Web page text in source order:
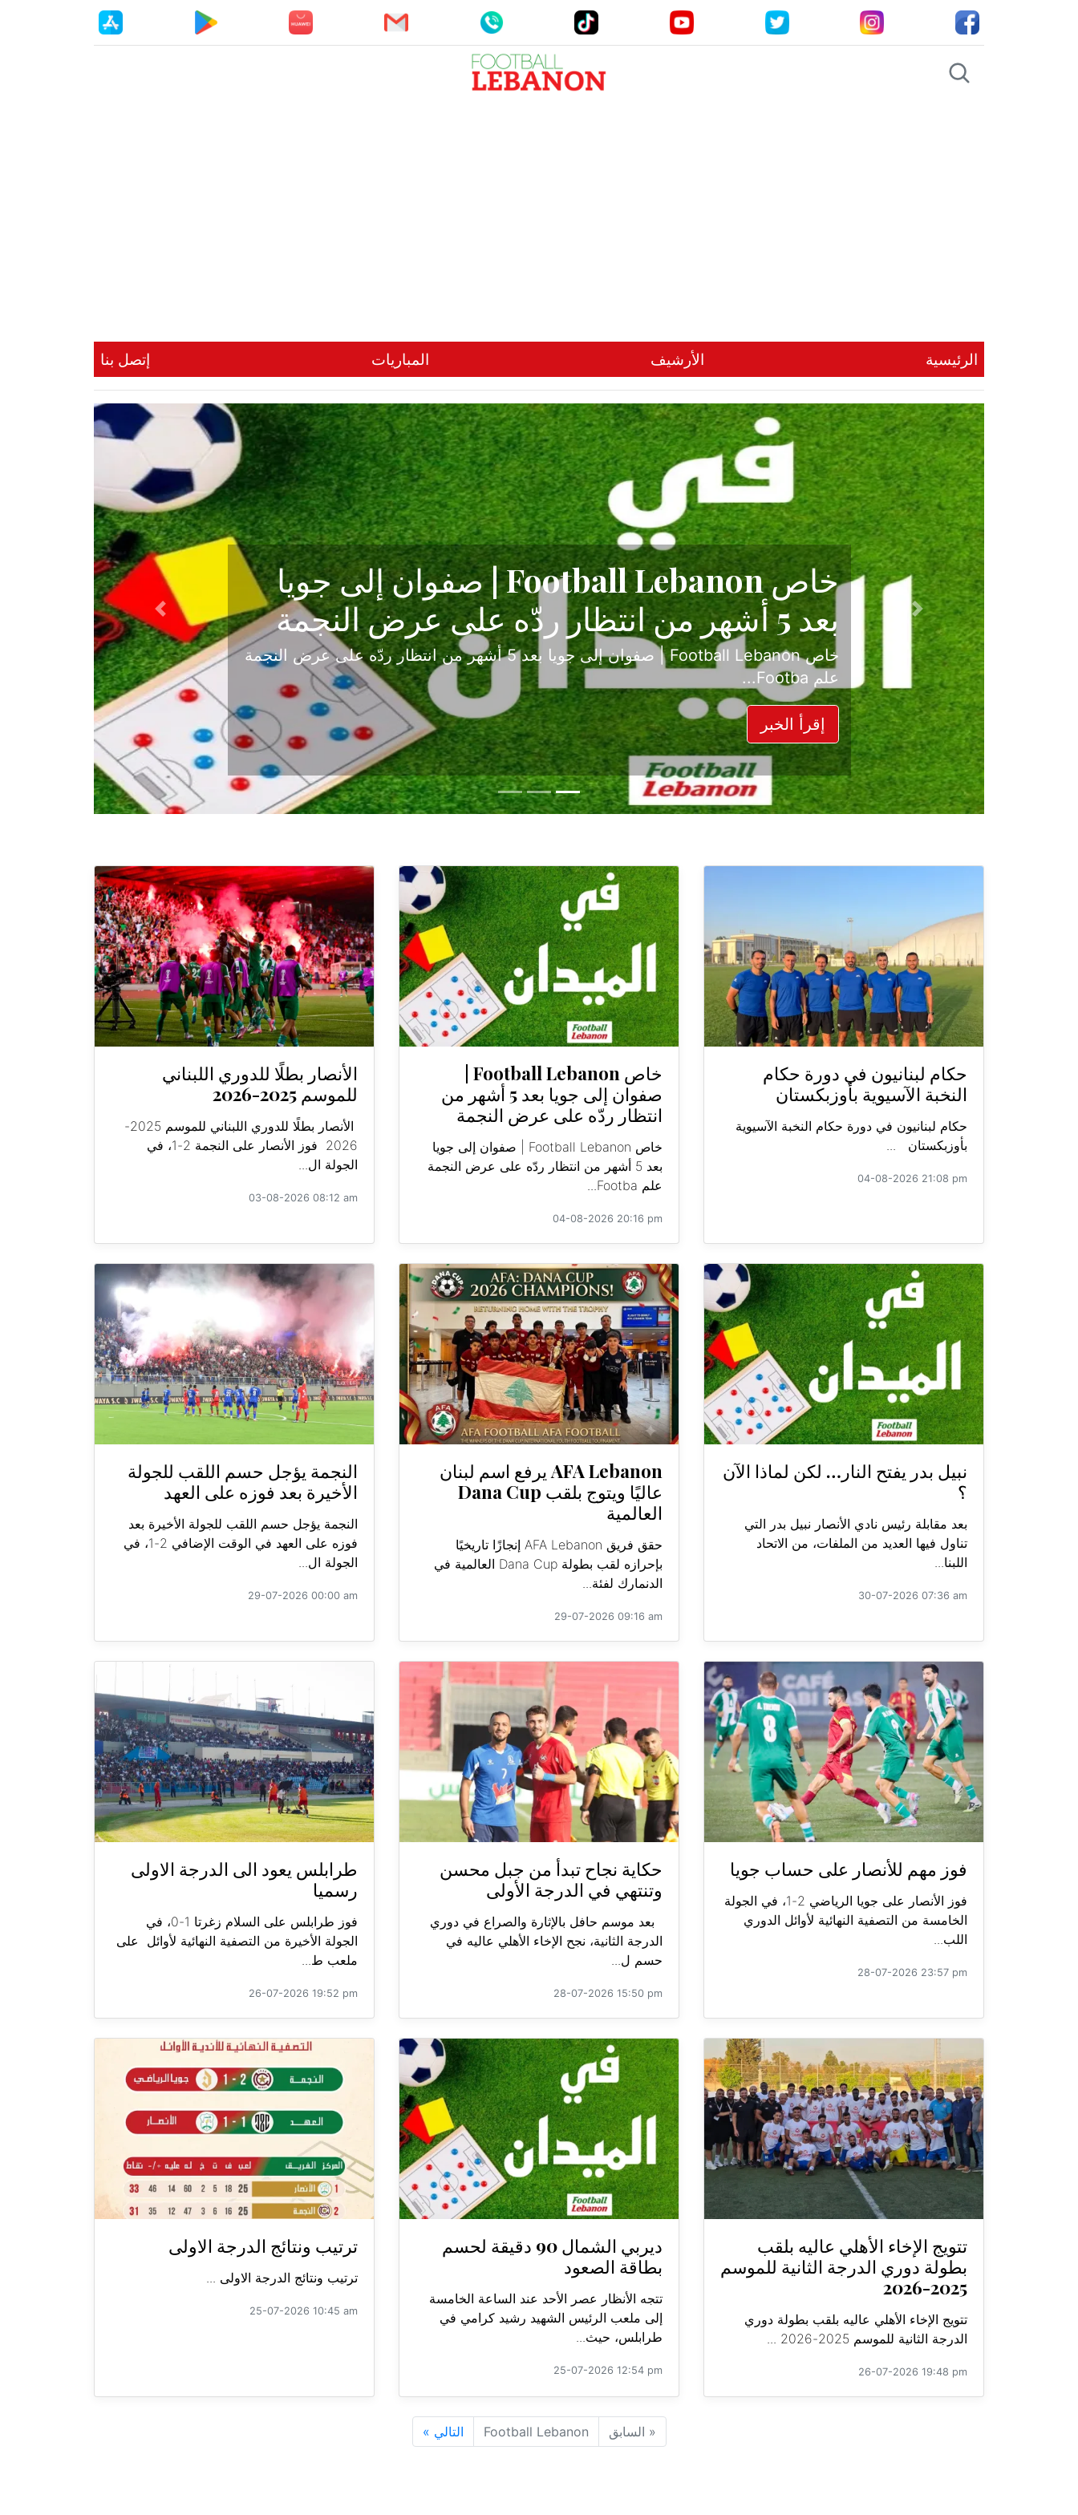
الرئيسية الأرشيف المباريات إتصل بنا
حكاية نجاح تبدأ من جبل محسن وتنتهي في
الدرجة الأولى
بعد موسم حافل بالإثارة والصراع في دوري الدرجة الثانية، نجح الإخاء الأهلي عاليه في
حسم ل...
إقرأ الخبر
Previous
Next
حكام لبنانيون في دورة حكام
النخبة الآسيوية بأوزبكستان
حكام لبنانيون في دورة حكام النخبة الآسيوية
بأوزبكستان ...
04-08-2026 21:08 pm
صفوان إلى جويا بعد 5 أشهر من
انتظار ردّه على عرض النجمة
خاص Football Lebanon | صفوان إلى جويا
بعد 5 أشهر من انتظار ردّه على عرض النجمة
علم Footba...
04-08-2026 20:16 pm
الأنصار بطلًا للدوري اللبناني
للموسم 2025-2026
الأنصار بطلًا للدوري اللبناني للموسم 2025-
2026 فوز الأنصار على النجمة 2-1، في
الجولة ال...
03-08-2026 08:12 am
نبيل بدر يفتح النار… لكن لماذا الآن
؟
بعد مقابلة رئيس نادي الأنصار نبيل بدر التي
تناول فيها العديد من الملفات، من الاتحاد
اللبنا...
30-07-2026 07:36 am
AFA Lebanon يرفع اسم لبنان
عاليًا ويتوج بلقب Dana Cup
العالمية
حقق فريق AFA Lebanon إنجازًا تاريخيًا
بإحرازه لقب بطولة Dana Cup العالمية في
الدنمارك لفئة...
29-07-2026 09:16 am
النجمة يؤجل حسم اللقب للجولة
الأخيرة بعد فوزه على العهد
النجمة يؤجل حسم اللقب للجولة الأخيرة بعد
فوزه على العهد في الوقت الإضافي 2-1، في
الجولة ال...
29-07-2026 00:00 am
فوز مهم للأنصار على حساب جويا
فوز الأنصار على جويا الرياضي 2-1، في الجولة
الخامسة من التصفية النهائية لأوائل الدوري
اللب...
28-07-2026 23:57 pm
حكاية نجاح تبدأ من جبل محسن
وتنتهي في الدرجة الأولى
بعد موسم حافل بالإثارة والصراع في دوري
الدرجة الثانية، نجح الإخاء الأهلي عاليه في
حسم ل...
28-07-2026 15:50 pm
طرابلس يعود الى الدرجة الاولى
رسميا
فوز طرابلس على السلام زغرتا 1-0، في
الجولة الأخيرة من التصفية النهائية لأوائل على
ملعب ط...
26-07-2026 19:52 pm
تتويج الإخاء الأهلي عاليه بلقب
بطولة دوري الدرجة الثانية للموسم
2025-2026
تتويج الإخاء الأهلي عاليه بلقب بطولة دوري
الدرجة الثانية للموسم 2025-2026 ...
26-07-2026 19:48 pm
ديربي الشمال 90 دقيقة لحسم
بطاقة الصعود
تتجه الأنظار عصر الأحد عند الساعة الخامسة
إلى ملعب الرئيس الشهيد رشيد كرامي في
طرابلس، حيث...
25-07-2026 12:54 pm
ترتيب ونتائج الدرجة الاولى
ترتيب ونتائج الدرجة الاولى ...
25-07-2026 10:45 am
« السابق Football Lebanon التالي »